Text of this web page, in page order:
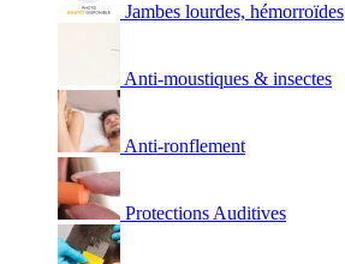
Jambes lourdes, hémorroïdes
Anti-moustiques & insectes
Anti-ronflement
Protections Auditives